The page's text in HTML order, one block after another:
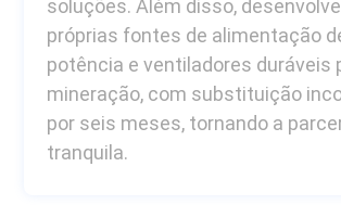
soluções. Além disso,
próprias fontes de alimentação
potência e ventiladores duráveis
mineração, com substituição
por seis meses, tornando a
tranquila.